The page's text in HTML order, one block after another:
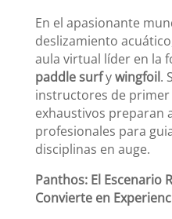
En el apasionante
deslizamiento
aula virtual líder en la
paddle surfywingfoil.
instructores de
exhaustivos preparan
profesionales para
disciplinas en auge.
Panthos: El Escenario
Convierte en